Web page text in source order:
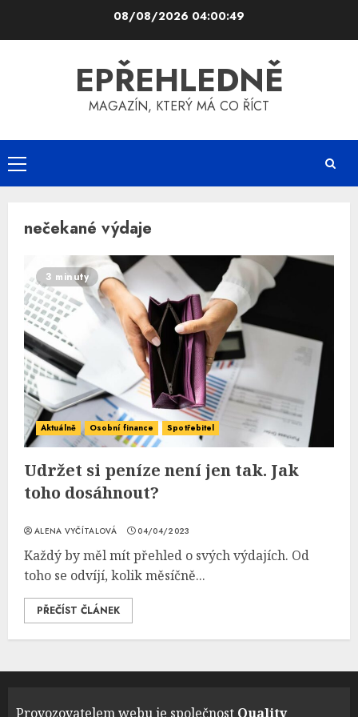
08/08/2026 04:00:49
EPŘEHLEDNĚ
MAGAZÍN, KTERÝ MÁ CO ŘÍCT
Primary
Menu
nečekané výdaje
3 minuty
Aktuálně Osobní finance Spotřebitel
Udržet si peníze není jen tak. Jak
toho dosáhnout?
ALENA VYČÍTALOVÁ 04/04/2023
Každý by měl mít přehled o svých výdajích. Od
toho se odvíjí, kolik měsíčně...
PŘEČÍST ČLÁNEK
Provozovatelem webu je společnost Quality